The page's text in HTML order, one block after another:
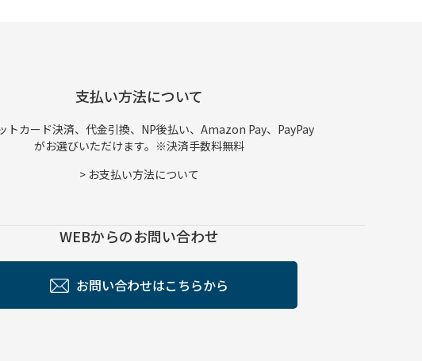
支払い方法について
トカード決済、代金引換、NP後払い、Amazon Pay、PayPay
がお選びいただけます。※決済手数料無料
> お支払い方法について
WEBからのお問い合わせ
お問い合わせはこちらから